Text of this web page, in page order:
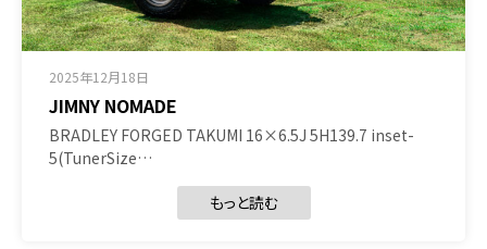
2025年12月18日
JIMNY NOMADE
BRADLEY FORGED TAKUMI 16×6.5J 5H139.7 inset-
5(TunerSize…
もっと読む